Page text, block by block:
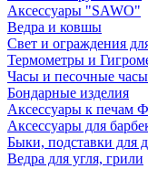
Аксессуары "SAWO"
Ведра и ковшы
Свет и ограждения
Термометры и
Часы и песочные часы
Бондарные изделия
Аксессуары к печам
Аксессуары для
Быки, подставки для
Ведра для угля, грили